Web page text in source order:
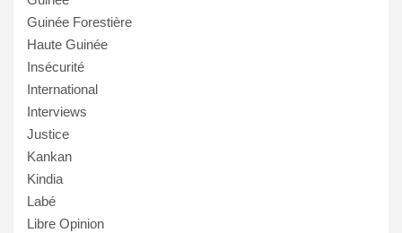
Guinée Forestière
Haute Guinée
Insécurité
International
Interviews
Justice
Kankan
Kindia
Labé
Libre Opinion